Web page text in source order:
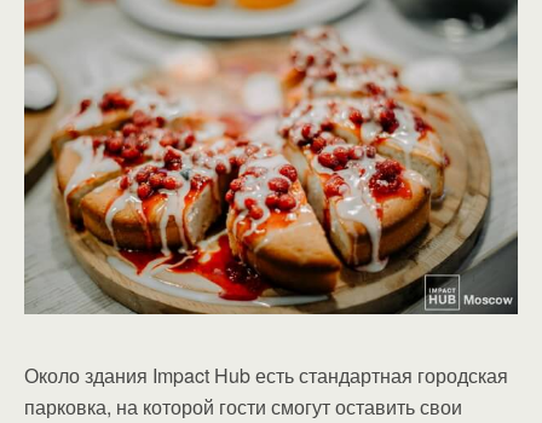
Около здания Impact Hub есть стандартная городская
парковка, на которой гости смогут оставить свои